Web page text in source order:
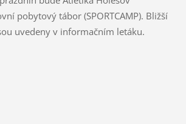
pobytový tábor (SPORTCAMP). Bližší
uvedeny v informačním letáku.